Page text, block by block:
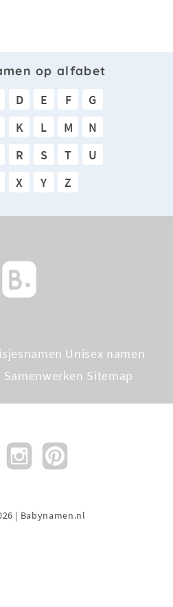
op alfabet
D E F
G
K L M
N
R S T
U
X Y Z
Unisex namen
Samenwerken Sitemap
| Babynamen.nl